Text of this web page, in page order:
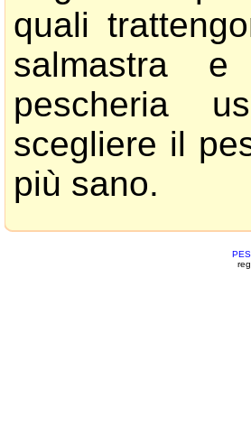
quali
salmastra
pescheria
scegliere il
più sano.